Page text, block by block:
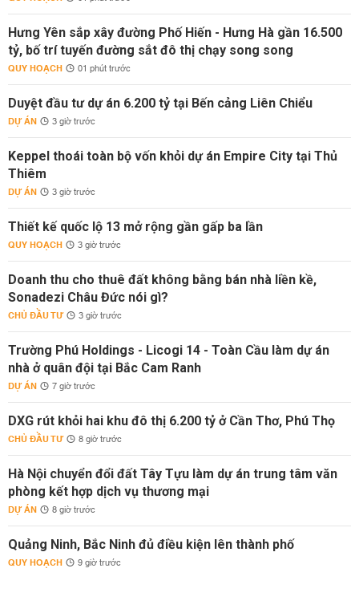
Hưng Yên sắp xây đường Phố Hiến - Hưng Hà gần 16.500
tỷ, bố trí tuyến đường sắt đô thị chạy song song
QUY HOẠCH 01 phút trước
Duyệt đầu tư dự án 6.200 tỷ tại Bến cảng Liên Chiểu
DỰ ÁN 3 giờ trước
Keppel thoái toàn bộ vốn khỏi dự án Empire City tại Thủ
Thiêm
DỰ ÁN 3 giờ trước
Thiết kế quốc lộ 13 mở rộng gần gấp ba lần
QUY HOẠCH 3 giờ trước
Doanh thu cho thuê đất không bằng bán nhà liền kề,
Sonadezi Châu Đức nói gì?
CHỦ ĐẦU TƯ 3 giờ trước
Trường Phú Holdings - Licogi 14 - Toàn Cầu làm dự án
nhà ở quân đội tại Bắc Cam Ranh
DỰ ÁN 7 giờ trước
DXG rút khỏi hai khu đô thị 6.200 tỷ ở Cần Thơ, Phú Thọ
CHỦ ĐẦU TƯ 8 giờ trước
Hà Nội chuyển đổi đất Tây Tựu làm dự án trung tâm văn
phòng kết hợp dịch vụ thương mại
DỰ ÁN 8 giờ trước
Quảng Ninh, Bắc Ninh đủ điều kiện lên thành phố
QUY HOẠCH 9 giờ trước